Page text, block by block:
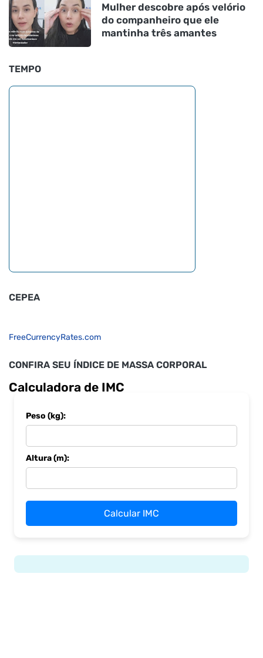
Mulher descobre após velório
do companheiro que ele
mantinha três amantes
TEMPO
CEPEA
FreeCurrencyRates.com
CONFIRA SEU ÍNDICE DE MASSA CORPORAL
Calculadora de IMC
Peso (kg):
Altura (m):
Calcular IMC